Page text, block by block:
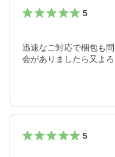
5
迅速なご対応で梱包も
会がありましたら又よろ
5